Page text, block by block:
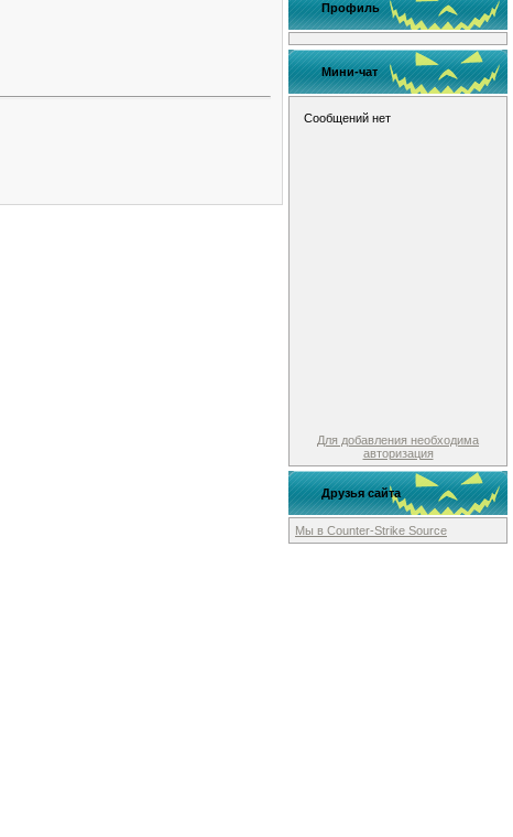
Профиль
Мини-чат
Для добавления необходима
авторизация
Друзья сайта
Мы в Counter-Strike Source